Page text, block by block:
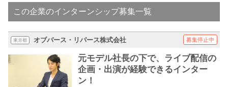
この企業のインターンシップ募集一覧
東京都 オブバース・リバース株式会社 募集停止中
元モデル社長の下で、ライブ配信の
企画・出演が経験できるインター
ン！